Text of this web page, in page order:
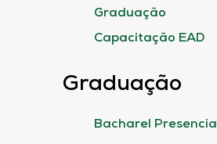
Graduação
Capacitação EAD
Graduação
Bacharel Presencial